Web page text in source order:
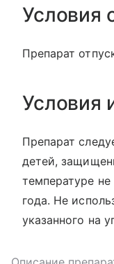
Условия
Препарат
Условия
Препарат
детей,
температуре
года. Не
указанного на